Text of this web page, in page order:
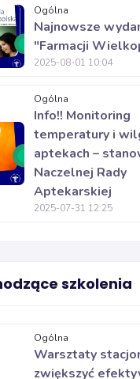
Ogólna
Najnowsze
"Farmacji
2025-08-01 10:04
Ogólna
Info!! Monitoring
temperatury i
aptekach –
Naczelnej Rady
Aptekarskiej
2025-07-31 12:25
szkolenia
Ogólna
Warsztaty
zwiększyć